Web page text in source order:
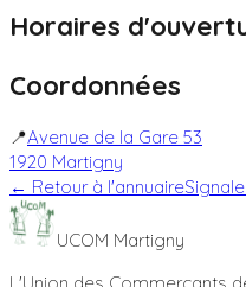
Horaires
Coordonnées
📍Avenue de la Gare 53
1920 Martigny
← Retour à l'annuaire
UCOM Martigny